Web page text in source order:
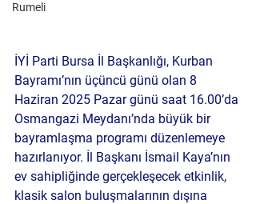
Rumeli
İYİ Parti Bursa İl Başkanlığı, Kurban
Bayramı’nın üçüncü günü olan 8
Haziran 2025 Pazar günü saat 16.00’da
Osmangazi Meydanı’nda büyük bir
bayramlaşma programı düzenlemeye
hazırlanıyor. İl Başkanı İsmail Kaya’nın
ev sahipliğinde gerçekleşecek etkinlik,
klasik salon buluşmalarının dışına